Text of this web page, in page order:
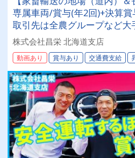
専属車両/賞与(年2回)+決算
取引先は全農グループなど大
心の待遇です☆当社独自の待
上位14位には毎月最大4万円
株式会社昌栄 北海道支店
動画あり 賞与あり 交通費支給